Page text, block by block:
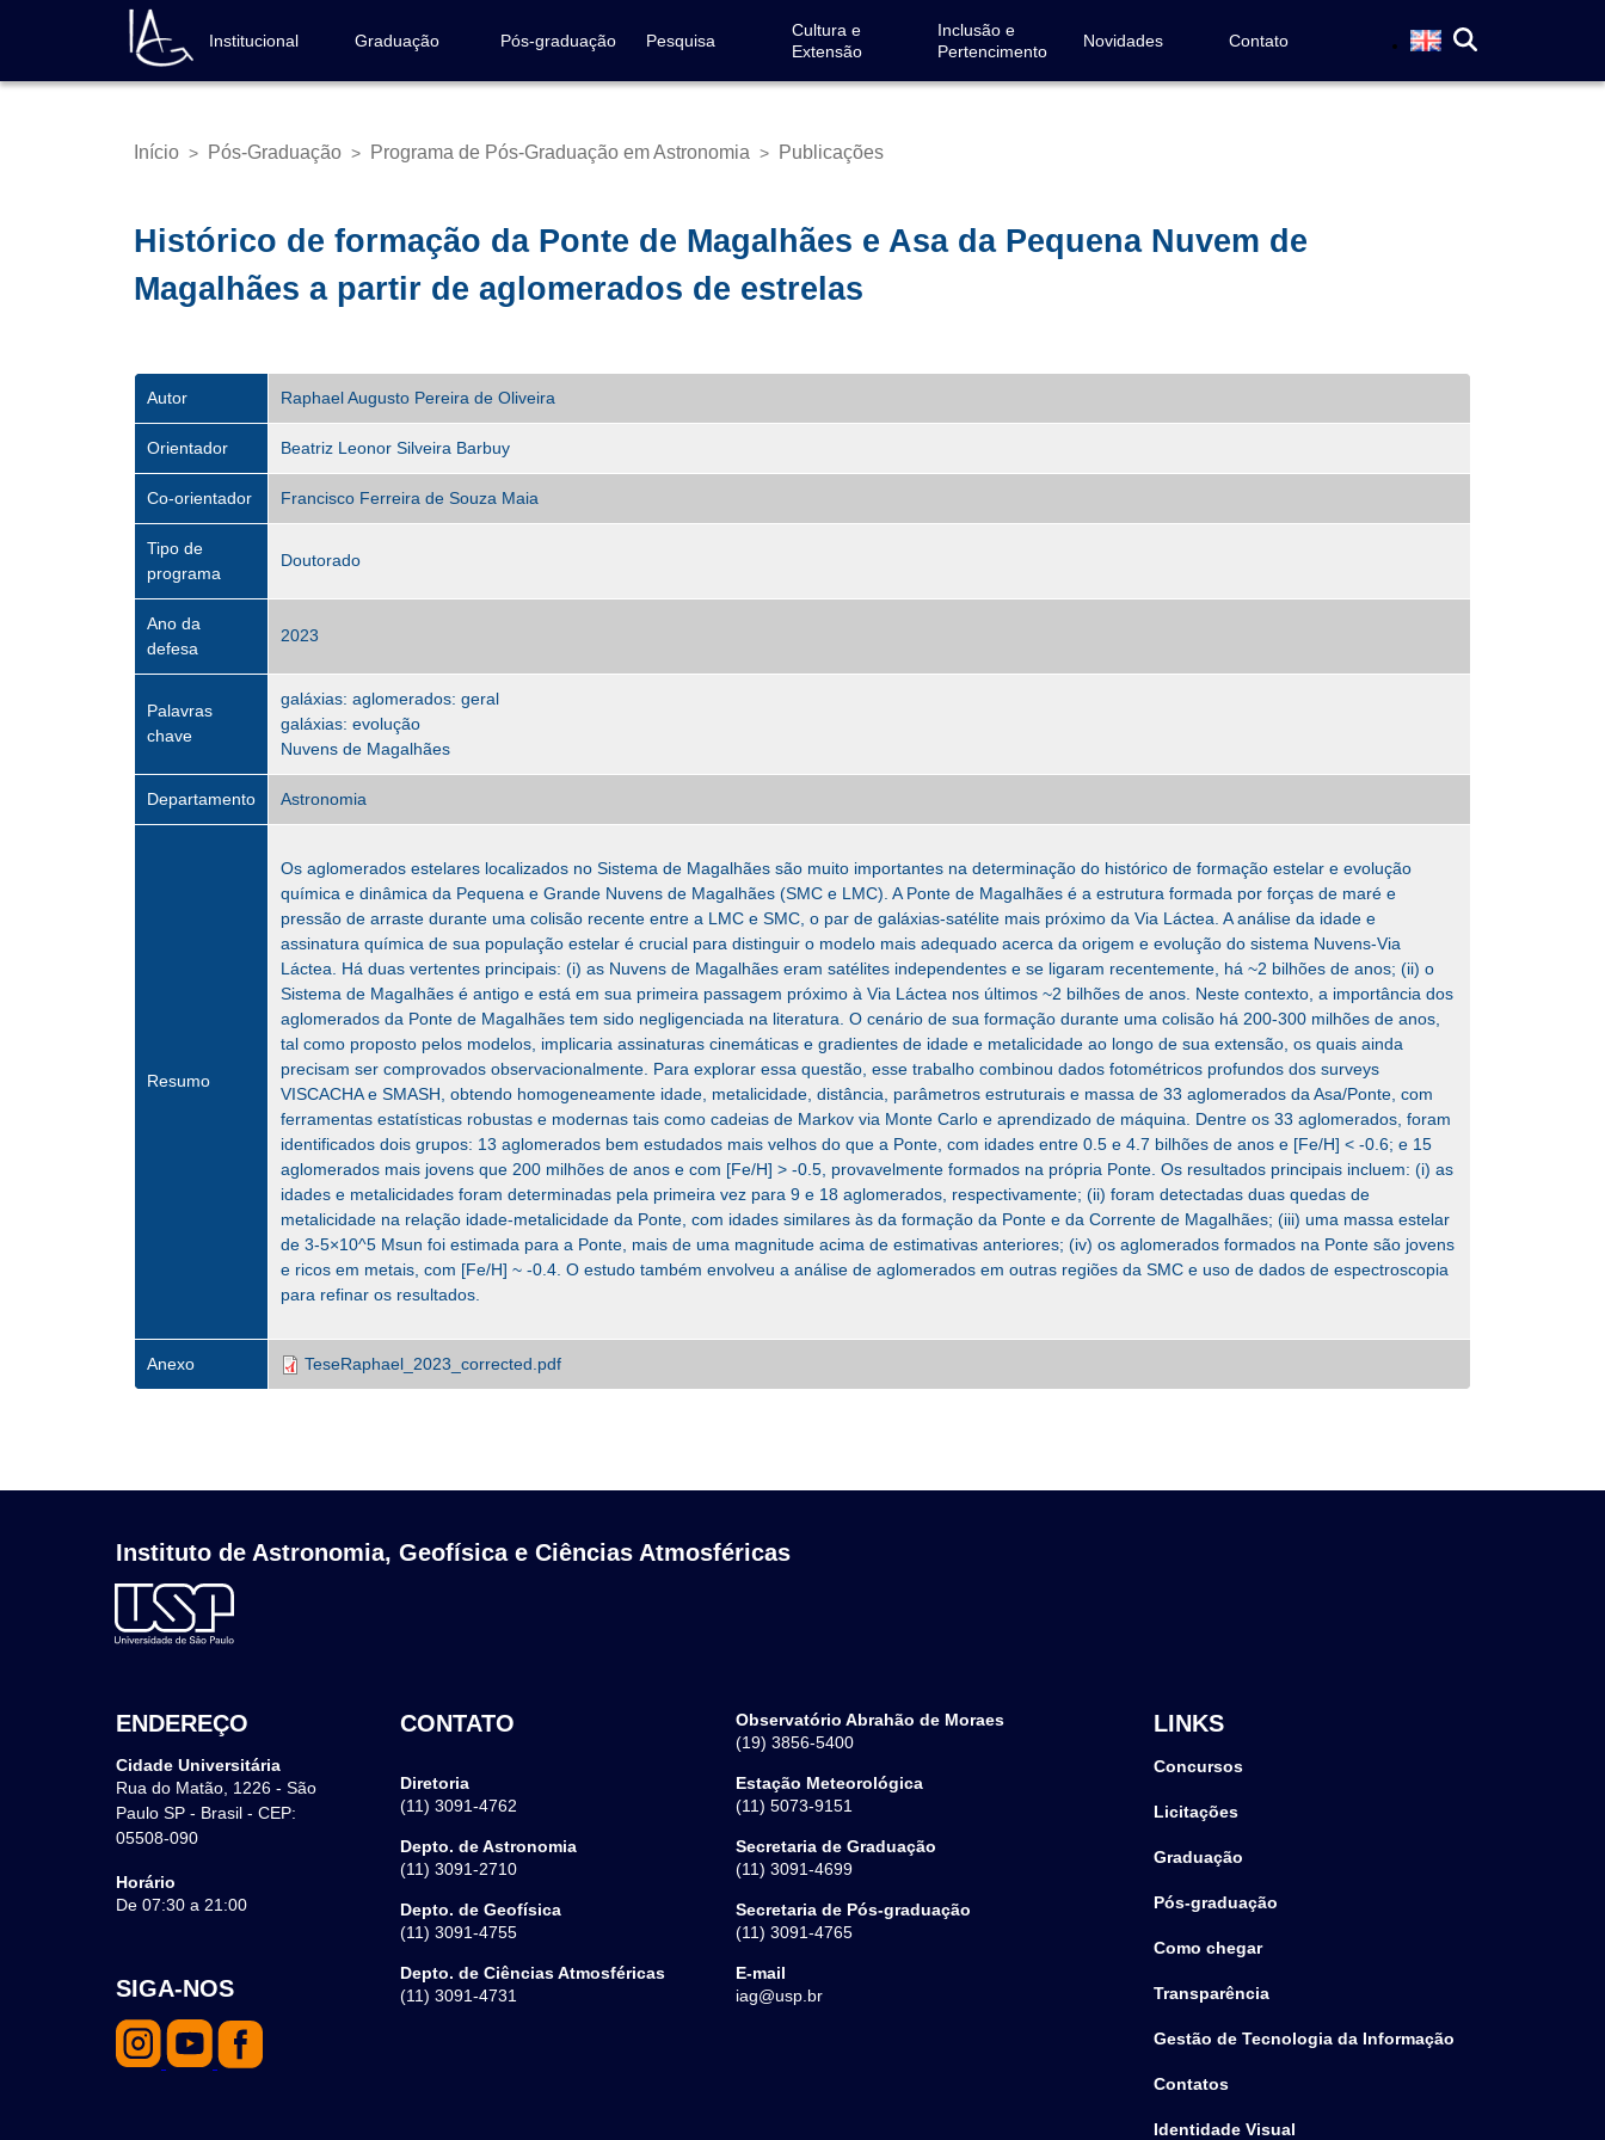
conteúdo
Navegação
principal
Institucional Graduação Pós-graduação Pesquisa
Cultura e
Extensão
Inclusão e
Pertencimento
Novidades Contato
Trilha
Início > Pós-Graduação > Programa de Pós-Graduação em Astronomia > Publicações
Histórico de formação da Ponte de Magalhães e Asa da Pequena Nuvem de
Magalhães a partir de aglomerados de estrelas
Autor Raphael Augusto Pereira de Oliveira
Orientador Beatriz Leonor Silveira Barbuy
Co-orientador Francisco Ferreira de Souza Maia
Tipo de
programa
Doutorado
Ano da
defesa
2023
Palavras
chave
galáxias: aglomerados: geral
galáxias: evolução
Nuvens de Magalhães
Departamento Astronomia
Resumo
Os aglomerados estelares localizados no Sistema de Magalhães são muito importantes na determinação do histórico de formação estelar e evolução
química e dinâmica da Pequena e Grande Nuvens de Magalhães (SMC e LMC). A Ponte de Magalhães é a estrutura formada por forças de maré e
pressão de arraste durante uma colisão recente entre a LMC e SMC, o par de galáxias-satélite mais próximo da Via Láctea. A análise da idade e
assinatura química de sua população estelar é crucial para distinguir o modelo mais adequado acerca da origem e evolução do sistema Nuvens-Via
Láctea. Há duas vertentes principais: (i) as Nuvens de Magalhães eram satélites independentes e se ligaram recentemente, há ~2 bilhões de anos; (ii) o
Sistema de Magalhães é antigo e está em sua primeira passagem próximo à Via Láctea nos últimos ~2 bilhões de anos. Neste contexto, a importância dos
aglomerados da Ponte de Magalhães tem sido negligenciada na literatura. O cenário de sua formação durante uma colisão há 200-300 milhões de anos,
tal como proposto pelos modelos, implicaria assinaturas cinemáticas e gradientes de idade e metalicidade ao longo de sua extensão, os quais ainda
precisam ser comprovados observacionalmente. Para explorar essa questão, esse trabalho combinou dados fotométricos profundos dos surveys
VISCACHA e SMASH, obtendo homogeneamente idade, metalicidade, distância, parâmetros estruturais e massa de 33 aglomerados da Asa/Ponte, com
ferramentas estatísticas robustas e modernas tais como cadeias de Markov via Monte Carlo e aprendizado de máquina. Dentre os 33 aglomerados, foram
identificados dois grupos: 13 aglomerados bem estudados mais velhos do que a Ponte, com idades entre 0.5 e 4.7 bilhões de anos e [Fe/H] < -0.6; e 15
aglomerados mais jovens que 200 milhões de anos e com [Fe/H] > -0.5, provavelmente formados na própria Ponte. Os resultados principais incluem: (i) as
idades e metalicidades foram determinadas pela primeira vez para 9 e 18 aglomerados, respectivamente; (ii) foram detectadas duas quedas de
metalicidade na relação idade-metalicidade da Ponte, com idades similares às da formação da Ponte e da Corrente de Magalhães; (iii) uma massa estelar
de 3-5×10^5 Msun foi estimada para a Ponte, mais de uma magnitude acima de estimativas anteriores; (iv) os aglomerados formados na Ponte são jovens
e ricos em metais, com [Fe/H] ~ -0.4. O estudo também envolveu a análise de aglomerados em outras regiões da SMC e uso de dados de espectroscopia
para refinar os resultados.
Anexo TeseRaphael_2023_corrected.pdf
Instituto de Astronomia, Geofísica e Ciências Atmosféricas
ENDEREÇO
Cidade Universitária
Rua do Matão, 1226 - São
Paulo SP - Brasil - CEP:
05508-090
Horário
De 07:30 a 21:00
CONTATO
Diretoria
(11) 3091-4762
Depto. de Astronomia
(11) 3091-2710
Depto. de Geofísica
(11) 3091-4755
Depto. de Ciências Atmosféricas
(11) 3091-4731
Observatório Abrahão de Moraes
(19) 3856-5400
Estação Meteorológica
(11) 5073-9151
Secretaria de Graduação
(11) 3091-4699
Secretaria de Pós-graduação
(11) 3091-4765
E-mail
iag@usp.br
LINKS
Concursos
Licitações
Graduação
Pós-graduação
Como chegar
Transparência
Gestão de Tecnologia da Informação
Contatos
Identidade Visual
SIGA-NOS